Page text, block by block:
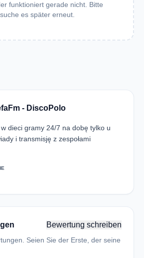
funktioniert gerade nicht. Bitte
es später erneut.
- DiscoPolo
dieci gramy 24/7 na dobę tylko u
i transmisję z zespołami
Bewertung schreiben
Seien Sie der Erste, der seine